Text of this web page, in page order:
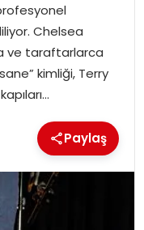
Chelsea
ve taraftarlarca
kimliği, Terry
Paylaş